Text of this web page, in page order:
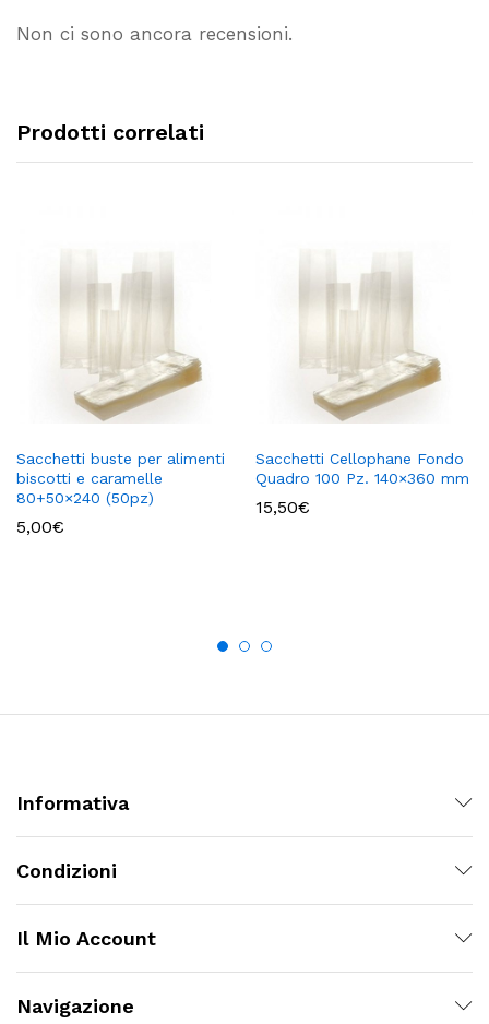
Non ci sono ancora recensioni.
Prodotti correlati
Sacchetti buste per alimenti
biscotti e caramelle
80+50×240 (50pz)
5,00€
Sacchetti Cellophane Fondo
Quadro 100 Pz. 140×360 mm
15,50€
Informativa
Condizioni
Il Mio Account
Navigazione